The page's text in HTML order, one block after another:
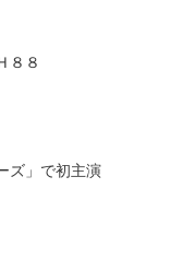
８８
ズ」で初主演